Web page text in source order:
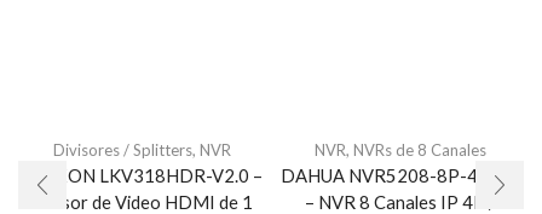
Divisores / Splitters, NVR
SAXXON LKV318HDR-V2.0 –
Divisor de Video HDMI de 1
NVR, NVRs de 8 Canales
DAHUA NVR5208-8P-4KS2E
– NVR 8 Canales IP 4K /